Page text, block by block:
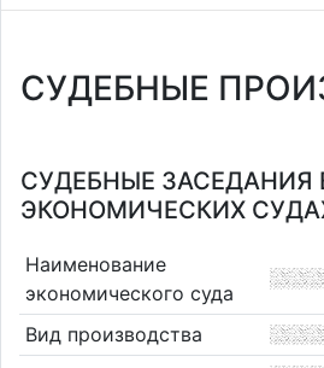
СУДЕБНЫЕ
СУДЕБНЫЕ ЗАСЕДАНИЯ
ЭКОНОМИЧЕСКИХ
Наименование
экономического суда
Вид производства